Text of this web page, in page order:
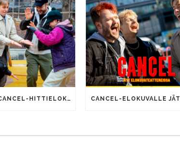
SOMEAJAN CANCEL-HITTIELOKUVALLA 100 000 KATSOJAA!